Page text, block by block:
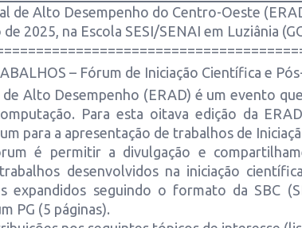
de Alto Desempenho do Centro-Oeste
2025, na Escola SESI/SENAI em Luziânia
– Fórum de Iniciação Científica e
Alto Desempenho (ERAD) é um evento
Para esta oitava edição da
para a apresentação de trabalhos de
é permitir a divulgação e
desenvolvidos na iniciação
expandidos seguindo o formato da SBC
PG (5 páginas).